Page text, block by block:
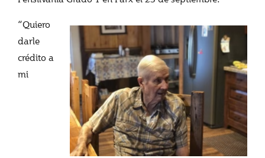
“Quiero
darle
crédito a
mi